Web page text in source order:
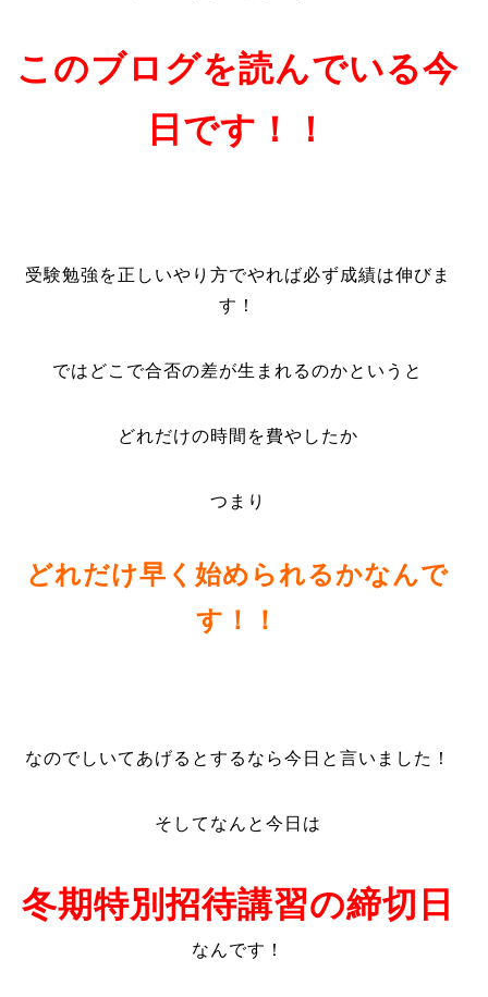
このブログを読んでいる今
日です！！
受験勉強を正しいやり方でやれば必ず成績は伸びま
す！
ではどこで合否の差が生まれるのかというと
どれだけの時間を費やしたか
つまり
どれだけ早く始められるかなんで
す！！
なのでしいてあげるとするなら今日と言いました！
そしてなんと今日は
冬期特別招待講習の締切日
なんです！